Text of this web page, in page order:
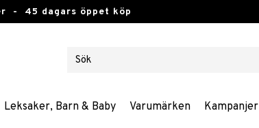
- 45 dagars öppet köp
Leksaker, Barn & Baby Varumärken Kampanjer